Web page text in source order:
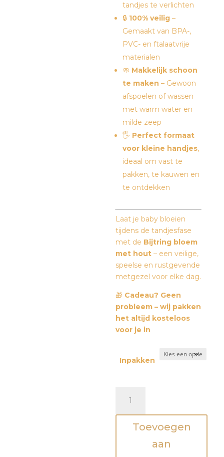
tandjes te verlichten
🔒 100% veilig –
Gemaakt van BPA-,
PVC- en ftalaatvrije
materialen
🧼 Makkelijk schoon
te maken – Gewoon
afspoelen of wassen
met warm water en
milde zeep
🖐️ Perfect formaat
voor kleine handjes,
ideaal om vast te
pakken, te kauwen en
te ontdekken
Laat je baby bloeien
tijdens de tandjesfase
met de Bijtring bloem
met hout – een veilige,
speelse en rustgevende
metgezel voor elke dag.
🎁 Cadeau? Geen
probleem – wij pakken
het altijd kosteloos
voor je in
Inpakken
Bloem
met
Toevoegen
aan